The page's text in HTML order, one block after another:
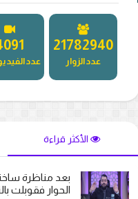
27365503
عدد الزوار عدد
الأكثر قراءة
بعد مناظرة
الحوار فقوبلت